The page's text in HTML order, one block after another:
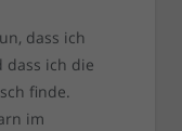
dass ich
dass ich die
finde.
im